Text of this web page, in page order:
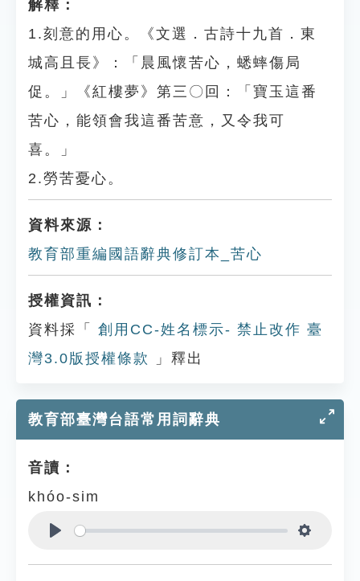
解釋：
1.刻意的用心。《文選．古詩十九首．東
城高且長》：「晨風懷苦心，蟋蟀傷局
促。」《紅樓夢》第三〇回：「寶玉這番
苦心，能領會我這番苦意，又令我可
喜。」
2.勞苦憂心。
資料來源：
教育部重編國語辭典修訂本_苦心
授權資訊：
資料採「
創用CC-姓名標示- 禁止改作 臺
灣3.0版授權條款
」釋出
教育部臺灣台語常用詞辭典
音讀：
khóo-sim